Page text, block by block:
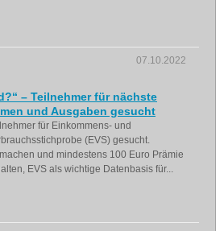
07.10.2022
– Teilnehmer für nächste
und Ausgaben gesucht
für Einkommens- und
(EVS) gesucht.
und mindestens 100 Euro Prämie
EVS als wichtige Datenbasis für...